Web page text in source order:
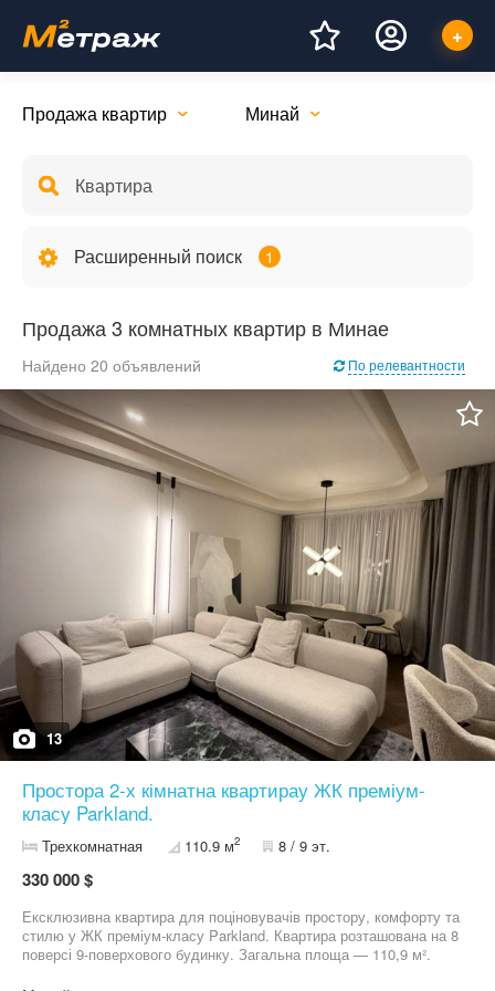
Продажа квартир Минай
Расширенный поиск 1
Продажа 3 комнатных квартир в Минае
Найдено 20 объявлений По релевантности
13
Простора 2-х кімнатна квартирау ЖК преміум-
класу Parkland.
Трехкомнатная 110.9 м2 8 / 9 эт.
330 000 $
Ексклюзивна квартира для поціновувачів простору, комфорту та
стилю у ЖК преміум-класу Parkland. Квартира розташована на 8
поверсі 9-поверхового будинку. Загальна площа — 110,9 м².